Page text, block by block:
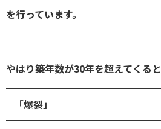
を行っています。
やはり築年数が30年を超えてくると
「爆裂」